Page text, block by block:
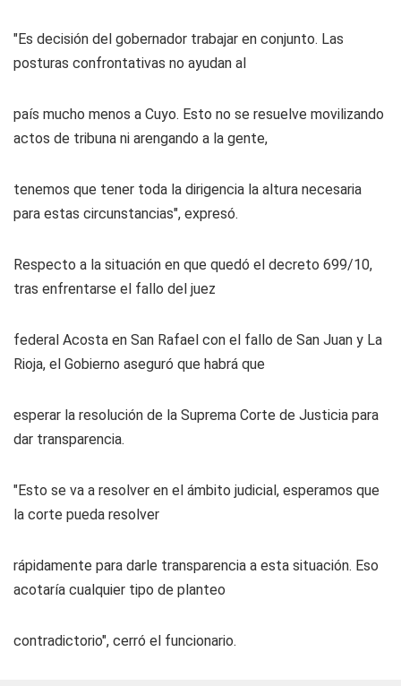
"Es decisión del gobernador trabajar en conjunto. Las
posturas confrontativas no ayudan al
país mucho menos a Cuyo. Esto no se resuelve movilizando
actos de tribuna ni arengando a la gente,
tenemos que tener toda la dirigencia la altura necesaria
para estas circunstancias", expresó.
Respecto a la situación en que quedó el decreto 699/10,
tras enfrentarse el fallo del juez
federal Acosta en San Rafael con el fallo de San Juan y La
Rioja, el Gobierno aseguró que habrá que
esperar la resolución de la Suprema Corte de Justicia para
dar transparencia.
"Esto se va a resolver en el ámbito judicial, esperamos que
la corte pueda resolver
rápidamente para darle transparencia a esta situación. Eso
acotaría cualquier tipo de planteo
contradictorio", cerró el funcionario.